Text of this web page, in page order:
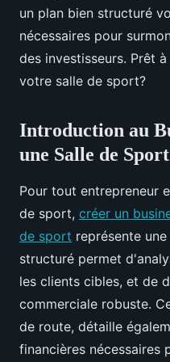
un plan bien structuré
nécessaires pour
des investisseurs. Prêt
votre salle de sport?
Introduction au
une Salle de Sport
Pour tout entrepreneur
de sport, créer un
de sport représente
structuré permet
les clients cibles, et de
commerciale robuste.
de route, détaille
financières nécessaires